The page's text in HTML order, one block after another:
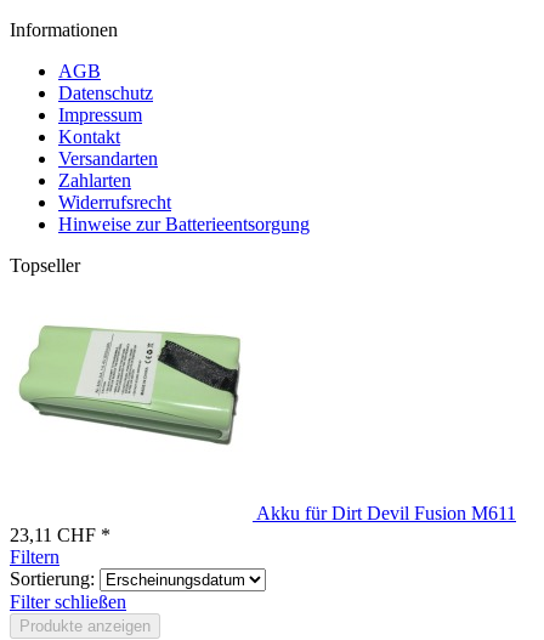
Informationen
AGB
Datenschutz
Impressum
Kontakt
Versandarten
Zahlarten
Widerrufsrecht
Hinweise zur Batterieentsorgung
Topseller
Akku für Dirt Devil Fusion M611
23,11 CHF *
Filtern
Sortierung:
Filter schließen
Produkte anzeigen